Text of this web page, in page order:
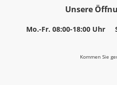
Unsere
Mo.-Fr. 08:00-18:00 Uhr
Kommen Sie